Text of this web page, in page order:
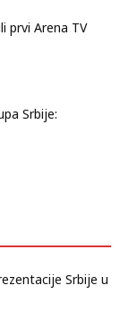
prvi Arena TV
Srbije:
Srbije u